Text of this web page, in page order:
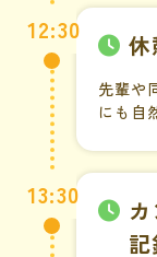
12:30
休
先輩や
にも自
13:30